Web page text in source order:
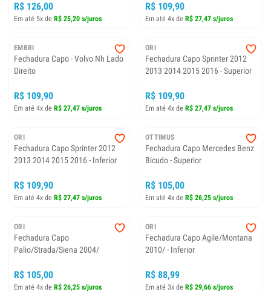
R$ 126,00
Em até 5x de R$ 25,20 s/juros
R$ 109,90
Em até 4x de R$ 27,47 s/juros
EMBRI
Fechadura Capo - Volvo Nh Lado
Direito
R$ 109,90
Em até 4x de R$ 27,47 s/juros
ORI
Fechadura Capo Sprinter 2012
2013 2014 2015 2016 - Superior
R$ 109,90
Em até 4x de R$ 27,47 s/juros
ORI
Fechadura Capo Sprinter 2012
2013 2014 2015 2016 - Inferior
R$ 109,90
Em até 4x de R$ 27,47 s/juros
OTTIMUS
Fechadura Capo Mercedes Benz
Bicudo - Superior
R$ 105,00
Em até 4x de R$ 26,25 s/juros
ORI
Fechadura Capo
Palio/Strada/Siena 2004/
R$ 105,00
Em até 4x de R$ 26,25 s/juros
ORI
Fechadura Capo Agile/Montana
2010/ - Inferior
R$ 88,99
Em até 3x de R$ 29,66 s/juros